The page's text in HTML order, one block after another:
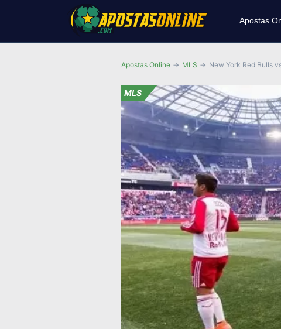
Apostas
Apostas Online MLS New York Red Bulls
MLS